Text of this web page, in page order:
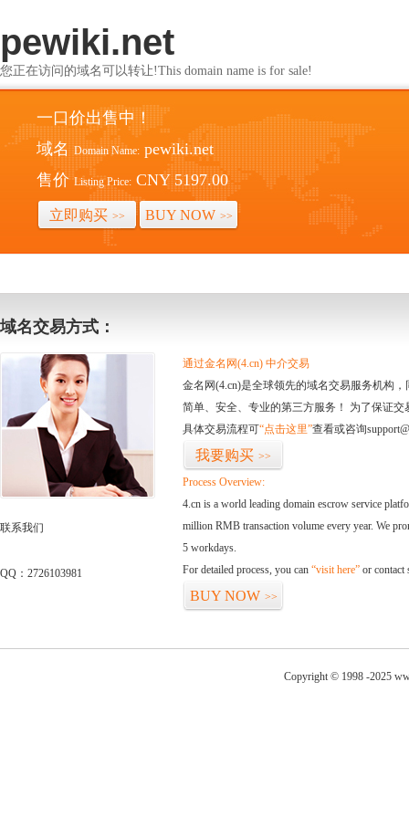
pewiki.net
您正在访问的域名可以转让!This domain name is for sale!
一口价出售中！
域名 Domain Name: pewiki.net
售价 Listing Price: CNY 5197.00
立即购买 >> BUY NOW >>
域名交易方式：
联系我们
QQ：2726103981
通过金名网(4.cn) 中介交易
金名网(4.cn)是全球领先的域名交易服务机构
简单、安全、专业的第三方服务！ 为了保证
具体交易流程可“点击这里”查看或咨询
我要购买 >>
Process Overview:
4.cn is a world leading domain escrow service
million RMB transaction volume every year. We
5 workdays.
For detailed process, you can “visit here” or contact
BUY NOW >>
Copyright © 1998 -2025